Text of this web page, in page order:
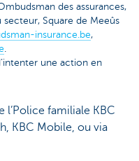
des assurances,
Square de Meeûs
insurance.be,
une action en
l’Police familiale KBC
KBC Mobile, ou via